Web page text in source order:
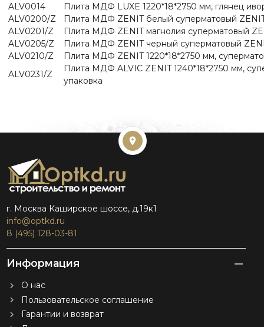
ALV0014
Плита МДФ LUXE 1220*18*2750 мм, глянец
ALV0200/Z
Плита МДФ ZENIT белый суперматовый
ALV0201/Z
Плита МДФ ZENIT магнолия суперматовый
ALV0205/Z
Плита МДФ ZENIT черный суперматовый
ALV0210/Z
Плита МДФ ZENIT 1220*18*2750 мм,
ALV0231/Z
Плита МДФ ALVIC ZENIT 1240*18*2750 мм,
упаковка
г. Москва Каширское шоссе, д.19к1
info@optkd.ru
8 (495) 128-03-81
Информация
О нас
Пользовательское соглашение
Гарантии и возврат